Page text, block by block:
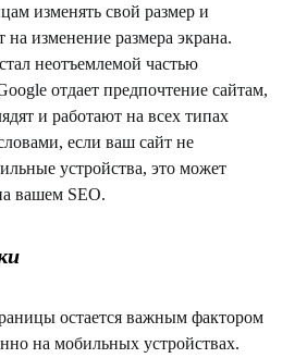
изменять свой размер и
на изменение размера экрана.
неотъемлемой частью
отдает предпочтение сайтам,
и работают на всех типах
если ваш сайт не
устройства, это может
вашем SEO.
остается важным фактором
на мобильных устройствах.